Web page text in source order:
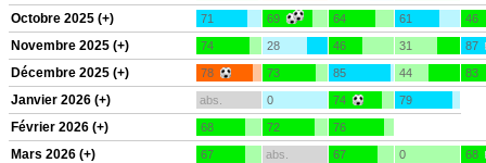
Octobre 2025 (+) 71 69 64 61 46
Novembre 2025 (+) 74 28 46 31 87
Décembre 2025 (+) 78 73 85 44 83
Janvier 2026 (+) abs. 0 74 79
Février 2026 (+) 68 72 76
Mars 2026 (+) 67 abs. 67 0 68